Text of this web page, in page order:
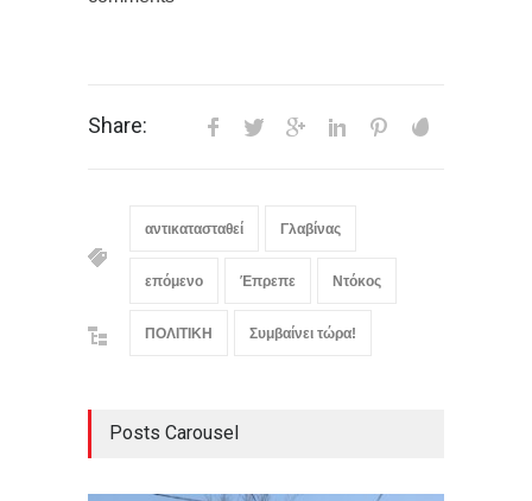
Share:
αντικατασταθεί Γλαβίνας
επόμενο Έπρεπε Ντόκος
ΠΟΛΙΤΙΚΗ Συμβαίνει τώρα!
Posts Carousel